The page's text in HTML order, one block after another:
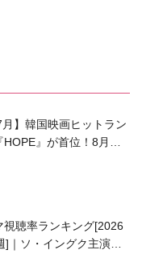
月】韓国映画ヒットラン
HOPE』が首位！8月公
視聴率ランキング[2026
]｜ソ・イングク主演の